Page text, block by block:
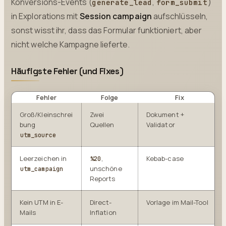
generate_lead form_submit
in Explorations mitSession campaign aufschlüsseln,
sonst wisst ihr, dass das Formular funktioniert, aber
nicht welche Kampagne lieferte.
Häufigste Fehler (und Fixes)
Fehler Folge
Fix
Groß/Kleinschrei
bung
utm_source
Zwei
Quellen
Dokument +
Validator
Leerzeichen in
utm_campaign
%20,
unschöne
Reports
Kebab-case
Kein UTM in E-
Mails
Direct-
Inflation
Vorlage im Mail-Tool